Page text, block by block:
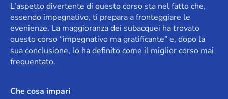
L’aspetto divertente di questo corso sta nel fatto che,
essendo impegnativo, ti prepara a fronteggiare le
evenienze. La maggioranza dei subacquei ha trovato
questo corso “impegnativo ma gratificante” e, dopo la
sua conclusione, lo ha definito come il miglior corso mai
frequentato.
Che cosa impari